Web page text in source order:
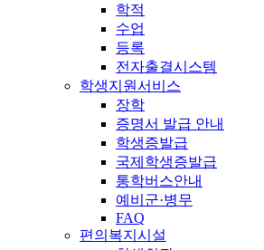
학적
수업
등록
전자출결시스템
학생지원서비스
장학
증명서 발급 안내
학생증발급
국제학생증발급
통학버스안내
예비군·병무
FAQ
편의복지시설